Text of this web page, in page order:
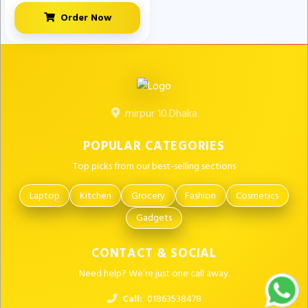
Order Now
mirpur 10.Dhaka
POPULAR CATEGORIES
Top picks from our best-selling sections
Laptop
Kitchen Grocery Fashion
Cosmetics
Gadgets
CONTACT & SOCIAL
Need help? We’re just one call away.
Call: 01863538478